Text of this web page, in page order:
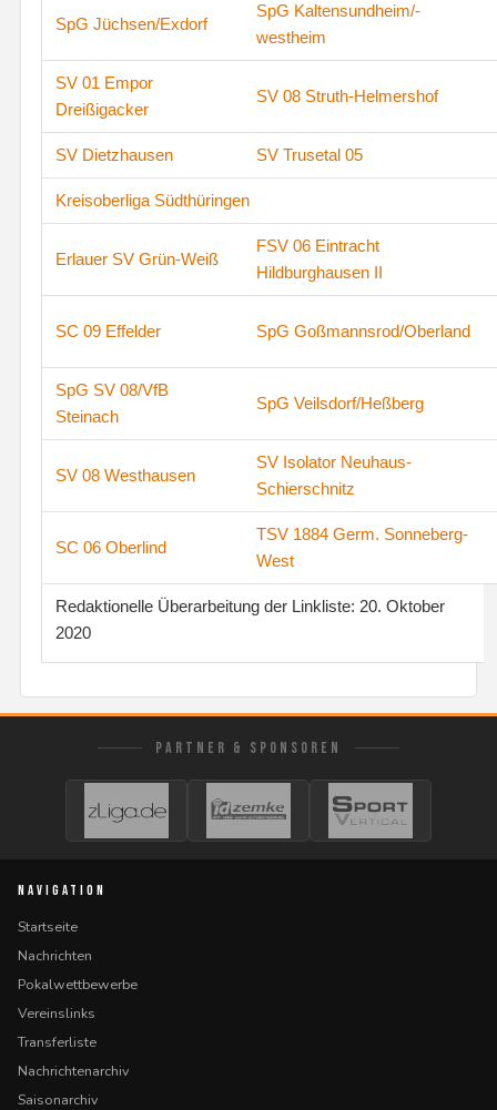
SpG Jüchsen/Exdorf
SpG Kaltensundheim/-
westheim
SV 01 Empor
Dreißigacker
SV 08 Struth-Helmershof
SV Dietzhausen SV Trusetal 05
Kreisoberliga Südthüringen
Erlauer SV Grün-Weiß
FSV 06 Eintracht
Hildburghausen II
SC 09 Effelder SpG Goßmannsrod/Oberland
SpG SV 08/VfB
Steinach
SpG Veilsdorf/Heßberg
SV 08 Westhausen
SV Isolator Neuhaus-
Schierschnitz
SC 06 Oberlind
TSV 1884 Germ. Sonneberg-
West
Redaktionelle Überarbeitung der Linkliste: 20. Oktober
2020
PARTNER & SPONSOREN
NAVIGATION
Startseite
Nachrichten
Pokalwettbewerbe
Vereinslinks
Transferliste
Nachrichtenarchiv
Saisonarchiv